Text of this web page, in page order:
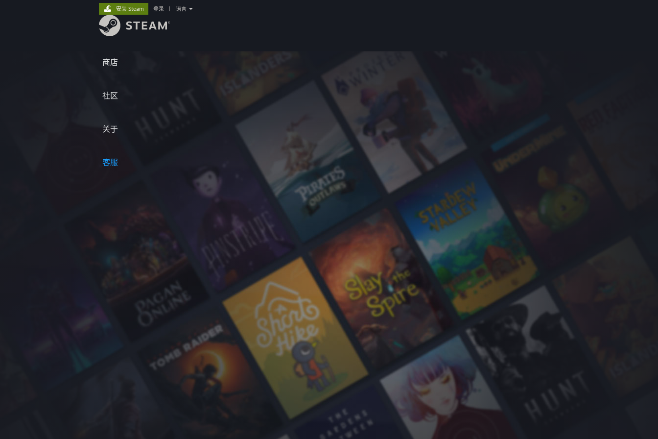
商店
社区
关于
客服
安装 Steam 登录 语言